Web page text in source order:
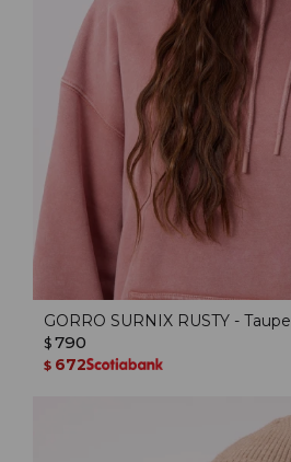
GORRO SURNIX RUSTY - Taupe
$ 790
$ 672